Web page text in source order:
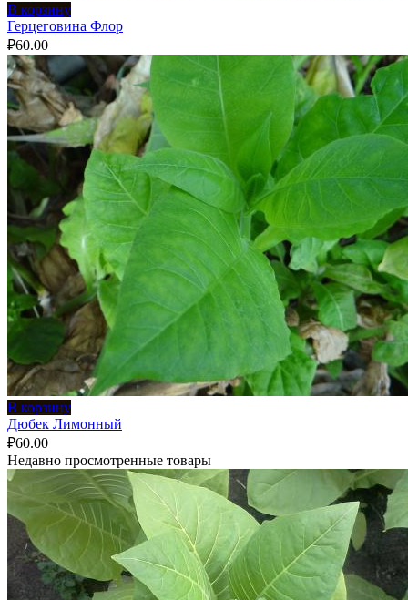
В корзину
Герцеговина Флор
₽60.00
В корзину
Дюбек Лимонный
₽60.00
Недавно просмотренные товары